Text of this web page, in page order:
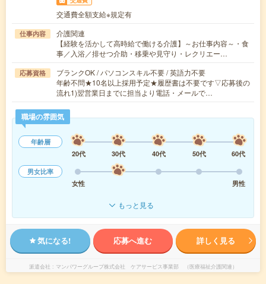
交通費全額支給※規定有
仕事内容
介護関連
【経験を活かして高時給で働ける介護】～お仕事内容～・食
事／入浴／排せつ介助・移乗や見守り・レクリエー…
応募資格
ブランクOK / パソコンスキル不要 / 英語力不要
年齢不問★10名以上採用予定★履歴書は不要です▽応募後の
流れ1)翌営業日までに担当より電話・メールで…
職場の雰囲気
年齢層
20代
30代 40代 50代
60代
男女比率
女性
男性
もっと見る
気になる! 応募へ進む 詳しく見る
派遣会社 マンパワーグループ株式会社 ケアサービス事業部 （医療福祉介護関連）